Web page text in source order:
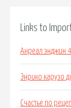
Links to
Анреал энджин
Энрико карузо
Счастье по